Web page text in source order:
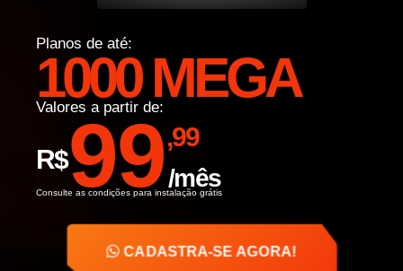
Planos de até:
1000 MEGA
Valores a partir de:
R$99,99
/mês
Consulte as condições para instalação grátis
CADASTRA-SE AGORA!